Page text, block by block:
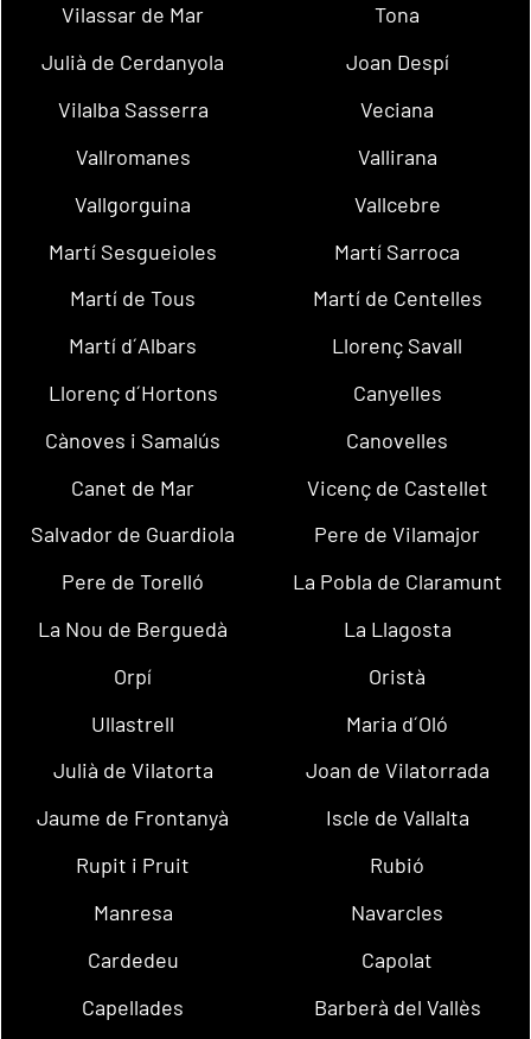
Vilassar de Mar
Tona
Julià de Cerdanyola
Joan Despí
Vilalba Sasserra
Veciana
Vallromanes
Vallirana
Vallgorguina
Vallcebre
Martí Sesgueioles
Martí Sarroca
Martí de Tous
Martí de Centelles
Martí d´Albars
Llorenç Savall
Llorenç d´Hortons
Canyelles
Cànoves i Samalús
Canovelles
Canet de Mar
Vicenç de Castellet
Salvador de Guardiola
Pere de Vilamajor
Pere de Torelló
La Pobla de Claramunt
La Nou de Berguedà
La Llagosta
Orpí
Oristà
Ullastrell
Maria d´Oló
Julià de Vilatorta
Joan de Vilatorrada
Jaume de Frontanyà
Iscle de Vallalta
Rupit i Pruit
Rubió
Manresa
Navarcles
Cardedeu
Capolat
Capellades
Barberà del Vallès